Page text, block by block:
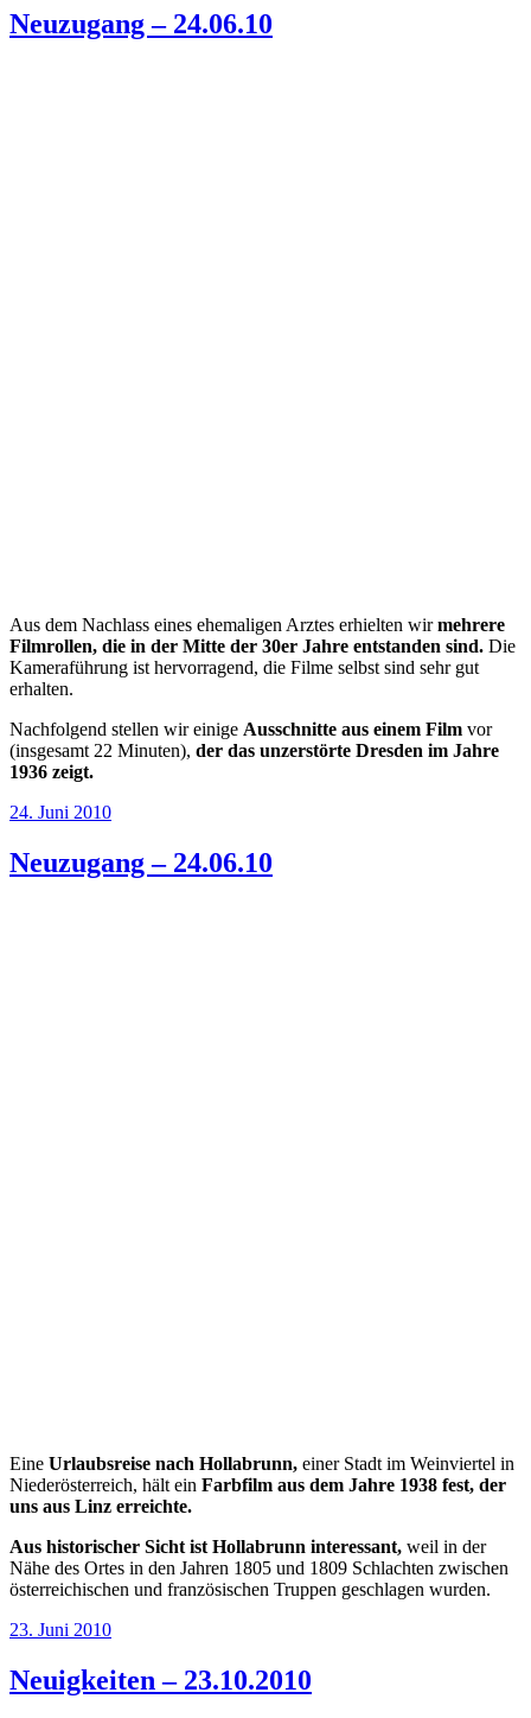
Neuzugang – 24.06.10
Aus dem Nachlass eines ehemaligen Arztes erhielten wirmehrere
Filmrollen, die in der Mitte der 30er Jahre entstanden sind. Die
Kameraführung ist hervorragend, die Filme selbst sind sehr gut
erhalten.
Nachfolgend stellen wir einige Ausschnitte aus einem Film vor
(insgesamt 22 Minuten), der das unzerstörte Dresden im Jahre
1936 zeigt.
Veröffentlicht
24. Juni 2010
Neuzugang – 24.06.10
Eine Urlaubsreise nach Hollabrunn, einer Stadt im Weinviertel in
Niederösterreich, hält ein Farbfilm aus dem Jahre 1938 fest, der
uns aus Linz erreichte.
Aus historischer Sicht ist Hollabrunn interessant, weil in der
Nähe des Ortes in den Jahren 1805 und 1809 Schlachten zwischen
österreichischen und französischen Truppen geschlagen wurden.
Veröffentlicht
23. Juni 2010
Neuigkeiten – 23.10.2010